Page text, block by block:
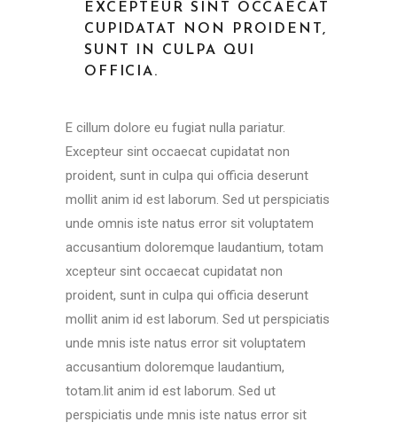
EXCEPTEUR SINT OCCAECAT
CUPIDATAT NON PROIDENT,
SUNT IN CULPA QUI
OFFICIA.
E cillum dolore eu fugiat nulla pariatur.
Excepteur sint occaecat cupidatat non
proident, sunt in culpa qui officia deserunt
mollit anim id est laborum. Sed ut perspiciatis
unde omnis iste natus error sit voluptatem
accusantium doloremque laudantium, totam
xcepteur sint occaecat cupidatat non
proident, sunt in culpa qui officia deserunt
mollit anim id est laborum. Sed ut perspiciatis
unde mnis iste natus error sit voluptatem
accusantium doloremque laudantium,
totam.lit anim id est laborum. Sed ut
perspiciatis unde mnis iste natus error sit